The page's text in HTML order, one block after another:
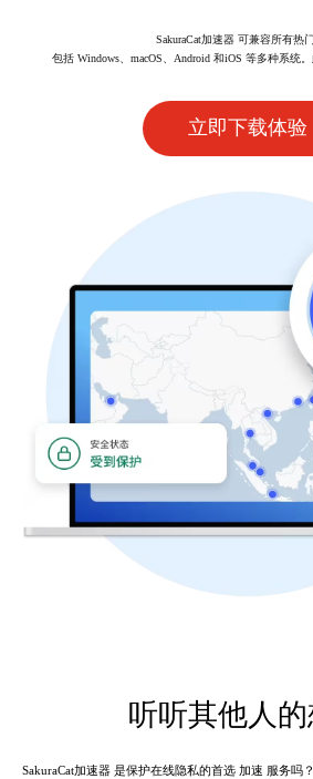
SakuraCat加速器 可兼容所有热
包括 Windows、macOS、Android 和iOS 等多种系统
立即下载体验
听听其他人
SakuraCat加速器 是保护在线隐私的首选 加速 服务吗